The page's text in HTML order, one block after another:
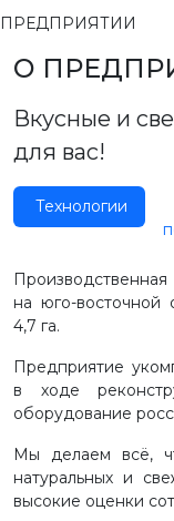
ПРЕДПРИЯТИИ
О
Вкусные и
для вас!
Технологии
на юго-восточной
4,7 га.
Предприятие
в ходе
оборудование
Мы делаем всё,
натуральных и
высокие оценки